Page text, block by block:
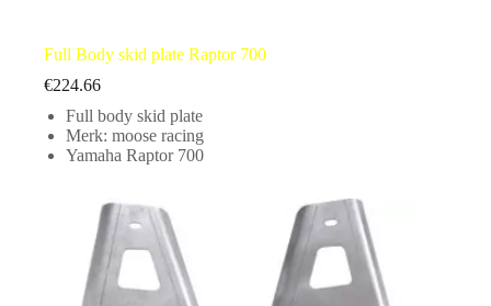
Full Body skid plate Raptor 700
€224.66
Full body skid plate
Merk: moose racing
Yamaha Raptor 700